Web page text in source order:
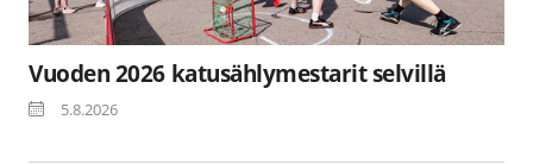
Vuoden 2026 katusählymestarit selvillä
5.8.2026